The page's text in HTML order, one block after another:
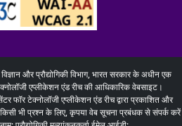
और प्रौद्योगिकी विभाग, भारत सरकार के अधीन एक
एप्लीकेशन एंड रीच की आधिकारिक वेबसाइट।
फॉर टेक्नोलॉजी एप्लीकेशन एंड रीच द्वारा प्रकाशित और
भी प्रश्न के लिए, कृपया वेब सूचना प्रबंधक से संपर्क करें